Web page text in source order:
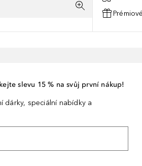
slevu 15 % na svůj první nákup!
dárky, speciální nabídky a